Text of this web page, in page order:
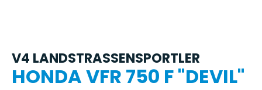
V4 LANDSTRASSENSPORTLER
HONDA VFR 750 F "DEVIL"